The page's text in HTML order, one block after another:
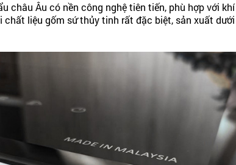
châu Âu có nền công nghệ tiên tiến, phù hợp với
chất liệu gốm sứ thủy tinh rất đặc biệt, sản xuất